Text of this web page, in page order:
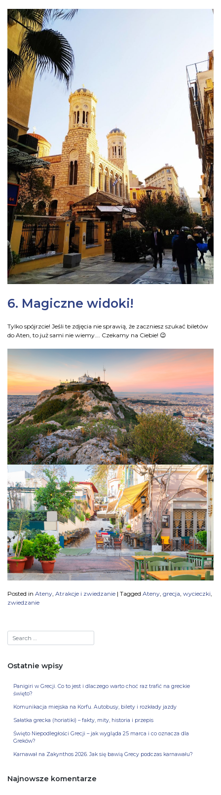
6. Magiczne widoki!
Tylko spójrzcie! Jeśli te zdjęcia nie sprawią, że zaczniesz szukać biletów
do Aten, to już sami nie wiemy…. Czekamy na Ciebie! 😉
Posted in Ateny, Atrakcje i zwiedzanie | Tagged Ateny, grecja, wycieczki,
zwiedzanie
Ostatnie wpisy
Panigiri w Grecji. Co to jest i dlaczego warto choć raz trafić na greckie
święto?
Komunikacja miejska na Korfu. Autobusy, bilety i rozkłady jazdy
Sałatka grecka (horiatiki) – fakty, mity, historia i przepis
Święto Niepodległości Grecji – jak wygląda 25 marca i co oznacza dla
Greków?
Karnawał na Zakynthos 2026. Jak się bawią Grecy podczas karnawału?
Najnowsze komentarze